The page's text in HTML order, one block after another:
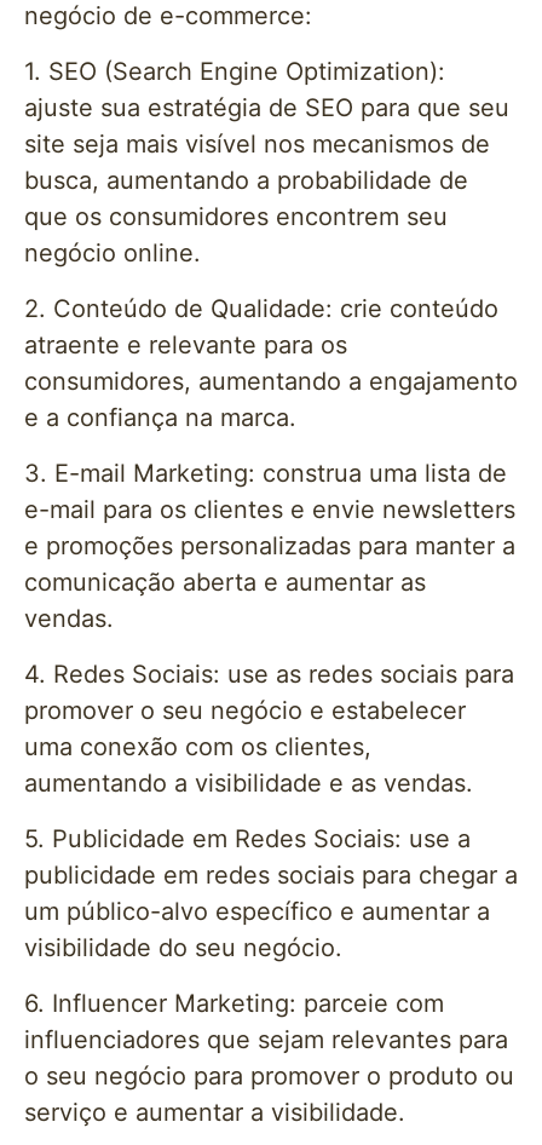
negócio de e-commerce:
1. SEO (Search Engine Optimization):
ajuste sua estratégia de SEO para que seu
site seja mais visível nos mecanismos de
busca, aumentando a probabilidade de
que os consumidores encontrem seu
negócio online.
2. Conteúdo de Qualidade: crie conteúdo
atraente e relevante para os
consumidores, aumentando a engajamento
e a confiança na marca.
3. E-mail Marketing: construa uma lista de
e-mail para os clientes e envie newsletters
e promoções personalizadas para manter a
comunicação aberta e aumentar as
vendas.
4. Redes Sociais: use as redes sociais para
promover o seu negócio e estabelecer
uma conexão com os clientes,
aumentando a visibilidade e as vendas.
5. Publicidade em Redes Sociais: use a
publicidade em redes sociais para chegar a
um público-alvo específico e aumentar a
visibilidade do seu negócio.
6. Influencer Marketing: parceie com
influenciadores que sejam relevantes para
o seu negócio para promover o produto ou
serviço e aumentar a visibilidade.